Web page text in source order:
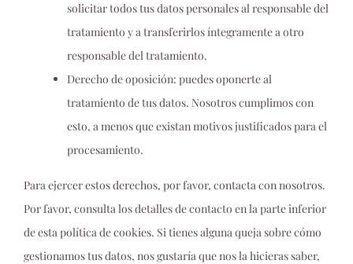
solicitar todos tus datos personales al responsable del
tratamiento y a transferirlos íntegramente a otro
responsable del tratamiento.
Derecho de oposición: puedes oponerte al
tratamiento de tus datos. Nosotros cumplimos con
esto, a menos que existan motivos justificados para el
procesamiento.
Para ejercer estos derechos, por favor, contacta con nosotros.
Por favor, consulta los detalles de contacto en la parte inferior
de esta política de cookies. Si tienes alguna queja sobre cómo
gestionamos tus datos, nos gustaría que nos la hicieras saber,